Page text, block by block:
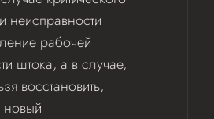
неисправности
рабочей
штока, а в случае,
восстановить,